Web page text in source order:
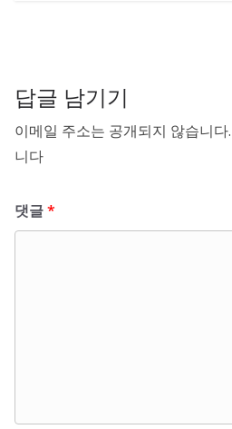
답글 남기기
이메일 주소는 공개되지 않습니다.
니다
댓글*